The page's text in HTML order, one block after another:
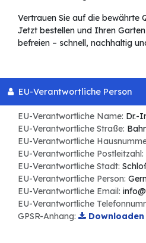
Vertrauen Sie auf die bewährte
Jetzt bestellen und Ihren
befreien – schnell, nachhaltig
EU-Verantwortliche Person
EU-Verantwortliche Name: Dr.-
EU-Verantwortliche Straße:
EU-Verantwortliche
EU-Verantwortliche Postleitzahl:
EU-Verantwortliche Stadt:
EU-Verantwortliche Person:
EU-Verantwortliche Email:
EU-Verantwortliche
GPSR-Anhang:
Downloaden